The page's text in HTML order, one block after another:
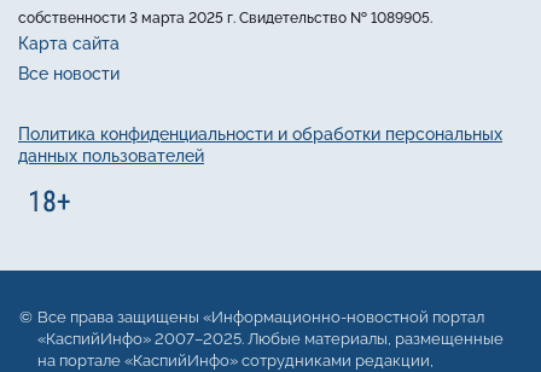
собственности 3 марта 2025 г. Свидетельство № 1089905.
Карта сайта
Все новости
Политика конфиденциальности и обработки персональных
данных пользователей
Все права защищены «Информационно-новостной портал
«КаспийИнфо» 2007–2025. Любые материалы, размещенные
на портале «КаспийИнфо» сотрудниками редакции,